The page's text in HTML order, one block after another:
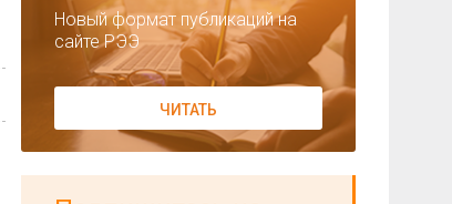
Новый формат публикаций на
сайте РЭЭ
ЧИТАТЬ